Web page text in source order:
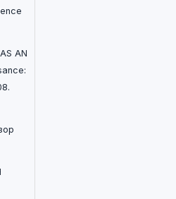
AN